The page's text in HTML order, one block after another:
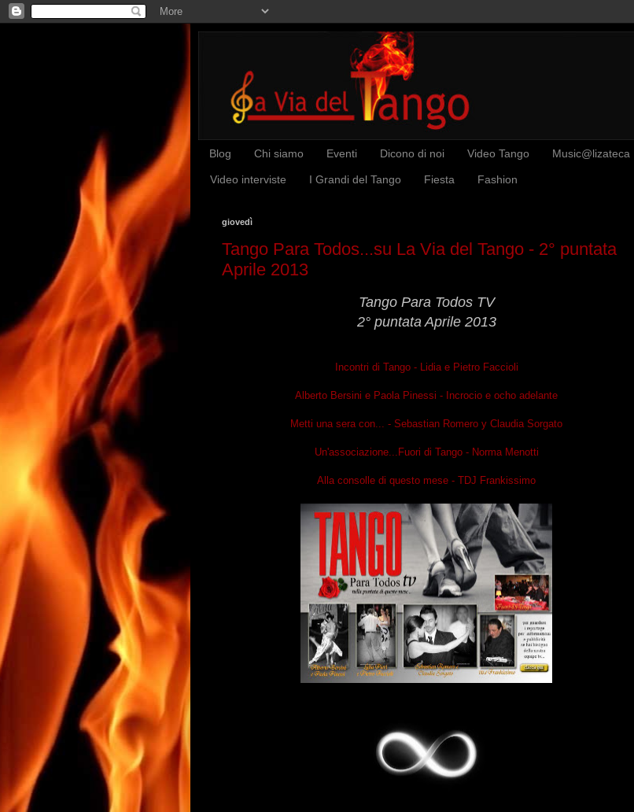
Blog Chi siamo Eventi Dicono di noi Video Tango Music@lizateca
Video interviste I Grandi del Tango Fiesta Fashion
giovedì
Tango Para Todos...su La Via del Tango - 2° puntata
Aprile 2013
Tango Para Todos TV
2° puntata Aprile 2013
Incontri di Tango - Lidia e Pietro Faccioli
Alberto Bersini e Paola Pinessi - Incrocio e ocho adelante
Metti una sera con... - Sebastian Romero y Claudia Sorgato
Un'associazione...Fuori di Tango - Norma Menotti
Alla consolle di questo mese - TDJ Frankissimo